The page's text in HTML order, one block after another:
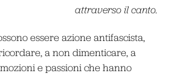
attraverso il canto.
essere azione antifascista,
a non dimenticare, a
e passioni che hanno